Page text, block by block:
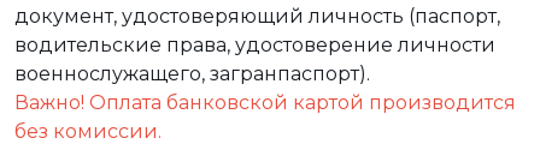
документ, удостоверяющий личность (паспорт,
водительские права, удостоверение личности
военнослужащего, загранпаспорт).
Важно! Оплата банковской картой производится
без комиссии.